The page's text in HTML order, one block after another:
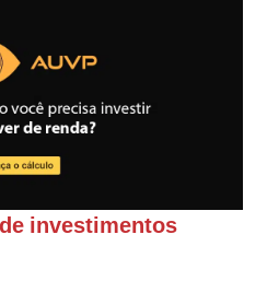
investimentos